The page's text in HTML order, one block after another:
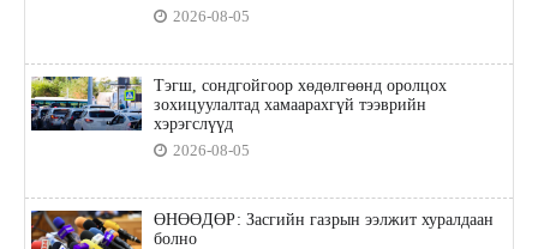
2026-08-05
Тэгш, сондгойгоор хөдөлгөөнд оролцох
зохицуулалтад хамаарахгүй тээврийн
хэрэгслүүд
2026-08-05
ӨНӨӨДӨР: Засгийн газрын ээлжит хуралдаан
болно